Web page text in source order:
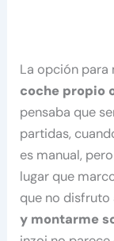
La opción
coche propio
pensaba que
partidas,
es manual,
lugar que
que no disfruto
y montarme